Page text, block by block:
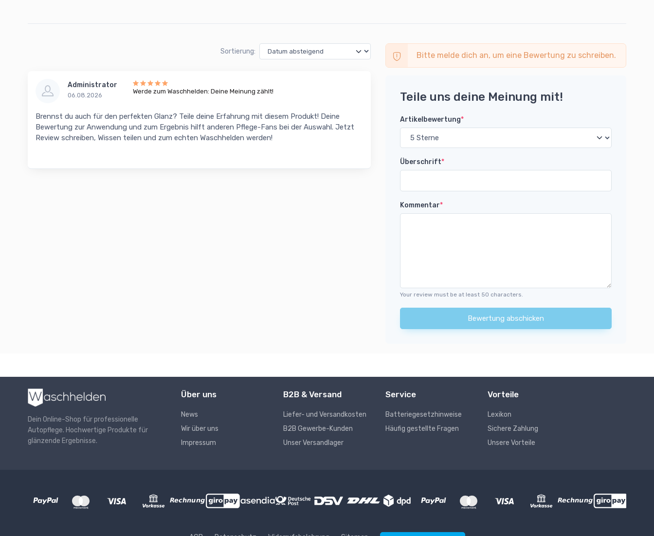
Sortierung:
Administrator
06.08.2026
Werde zum Waschhelden: Deine Meinung zählt!
Brennst du auch für den perfekten Glanz? Teile deine Erfahrung mit diesem Produkt! Deine
Bewertung zur Anwendung und zum Ergebnis hilft anderen Pflege-Fans bei der Auswahl. Jetzt
Review schreiben, Wissen teilen und zum echten Waschhelden werden!
Bitte melde dich an, um eine Bewertung zu schreiben.
Teile uns deine Meinung mit!
Artikelbewertung*
Überschrift*
Kommentar*
Your review must be at least 50 characters.
Bewertung abschicken
Dein Online-Shop für professionelle
Autopflege. Hochwertige Produkte für
glänzende Ergebnisse.
Über uns
News
Wir über uns
Impressum
B2B & Versand
Liefer- und Versandkosten
B2B Gewerbe-Kunden
Unser Versandlager
Service
Batteriegesetzhinweise
Häufig gestellte Fragen
Vorteile
Lexikon
Sichere Zahlung
Unsere Vorteile